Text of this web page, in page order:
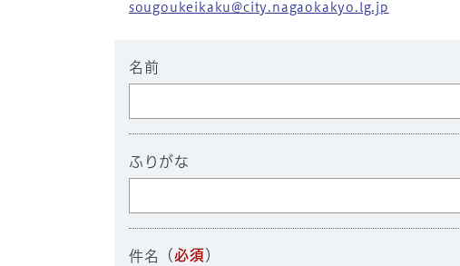
sougoukeikaku@city.nagaokakyo.lg.jp
名前
ふりがな
件名 （必須 ）